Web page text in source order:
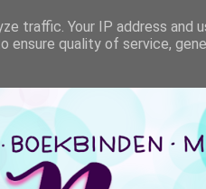
traffic. Your IP address and
ensure quality of service,